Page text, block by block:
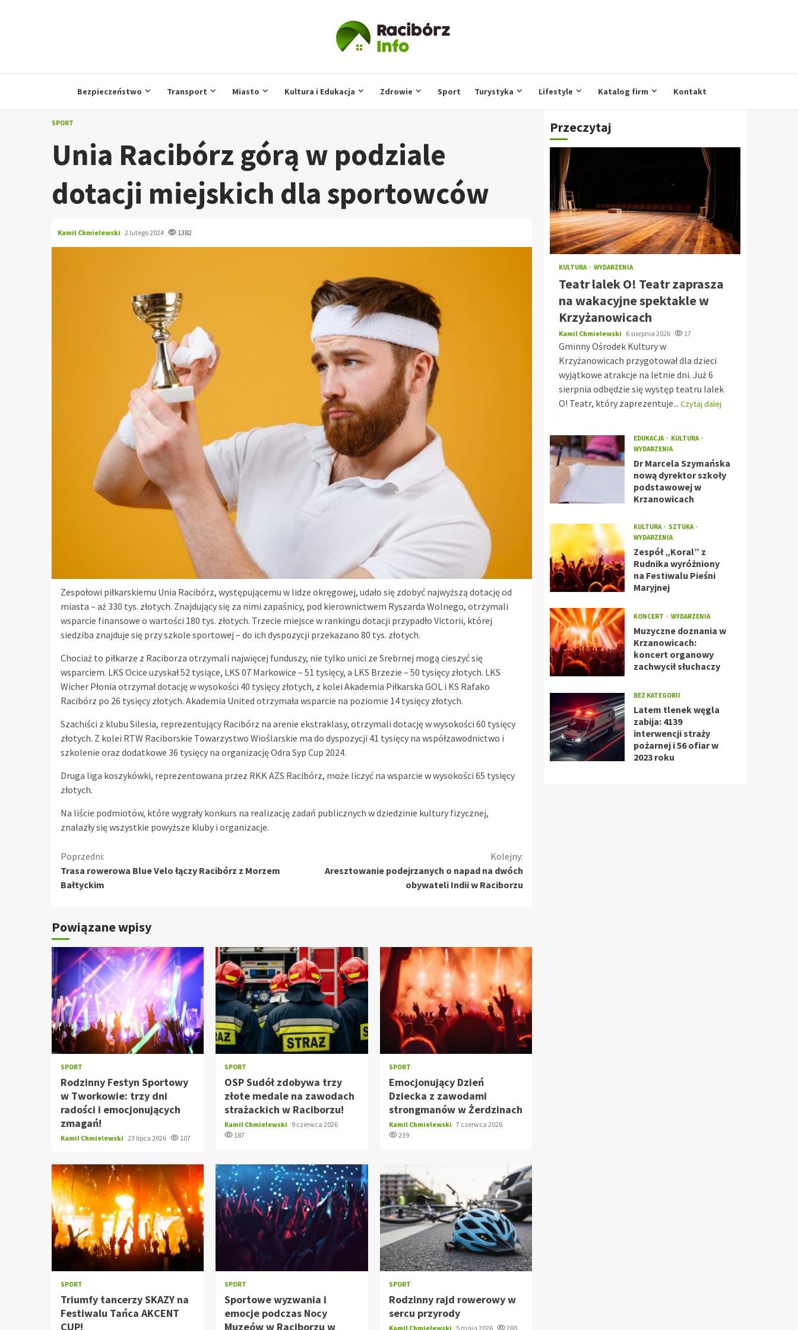
Bezpieczeństwo Transport Miasto Kultura i Edukacja Zdrowie Sport Turystyka Lifestyle Katalog firm Kontakt
SPORT
Unia Racibórz górą w podziale
dotacji miejskich dla sportowców
Kamil Chmielewski 2 lutego 2024 1382
Zespołowi piłkarskiemu Unia Racibórz, występującemu w lidze okręgowej, udało się zdobyć najwyższą dotację od
miasta – aż 330 tys. złotych. Znajdujący się za nimi zapaśnicy, pod kierownictwem Ryszarda Wolnego, otrzymali
wsparcie finansowe o wartości 180 tys. złotych. Trzecie miejsce w rankingu dotacji przypadło Victorii, której
siedziba znajduje się przy szkole sportowej – do ich dyspozycji przekazano 80 tys. złotych.
Chociaż to piłkarze z Raciborza otrzymali najwięcej funduszy, nie tylko unici ze Srebrnej mogą cieszyć się
wsparciem. LKS Ocice uzyskał 52 tysiące, LKS 07 Markowice – 51 tysięcy, a LKS Brzezie – 50 tysięcy złotych. LKS
Wicher Płonia otrzymał dotację w wysokości 40 tysięcy złotych, z kolei Akademia Piłkarska GOL i KS Rafako
Racibórz po 26 tysięcy złotych. Akademia United otrzymała wsparcie na poziomie 14 tysięcy złotych.
Szachiści z klubu Silesia, reprezentujący Racibórz na arenie ekstraklasy, otrzymali dotację w wysokości 60 tysięcy
złotych. Z kolei RTW Raciborskie Towarzystwo Wioślarskie ma do dyspozycji 41 tysięcy na współzawodnictwo i
szkolenie oraz dodatkowe 36 tysięcy na organizację Odra Syp Cup 2024.
Druga liga koszykówki, reprezentowana przez RKK AZS Racibórz, może liczyć na wsparcie w wysokości 65 tysięcy
złotych.
Na liście podmiotów, które wygrały konkurs na realizację zadań publicznych w dziedzinie kultury fizycznej,
znalazły się wszystkie powyższe kluby i organizacje.
Kontynuuj
czytanie
Poprzedni:
Trasa rowerowa Blue Velo łączy Racibórz z Morzem
Bałtyckim
Kolejny:
Aresztowanie podejrzanych o napad na dwóch
obywateli Indii w Raciborzu
Powiązane wpisy
SPORT
Rodzinny Festyn Sportowy
w Tworkowie: trzy dni
radości i emocjonujących
zmagań!
Kamil Chmielewski 23 lipca 2026 107
SPORT
OSP Sudół zdobywa trzy
złote medale na zawodach
strażackich w Raciborzu!
Kamil Chmielewski 9 czerwca 2026
187
SPORT
Emocjonujący Dzień
Dziecka z zawodami
strongmanów w Żerdzinach
Kamil Chmielewski 7 czerwca 2026
239
SPORT
Triumfy tancerzy SKAZY na
Festiwalu Tańca AKCENT
CUP!
SPORT
Sportowe wyzwania i
emocje podczas Nocy
Muzeów w Raciborzu w
SPORT
Rodzinny rajd rowerowy w
sercu przyrody
Kamil Chmielewski 5 maja 2026 280
Przeczytaj
KULTURA WYDARZENIA
Teatr lalek O! Teatr zaprasza
na wakacyjne spektakle w
Krzyżanowicach
Kamil Chmielewski 6 sierpnia 2026 17
Gminny Ośrodek Kultury w
Krzyżanowicach przygotował dla dzieci
wyjątkowe atrakcje na letnie dni. Już 6
sierpnia odbędzie się występ teatru lalek
O! Teatr, który zaprezentuje... Czytaj dalej
EDUKACJA
KULTURA
WYDARZENIA
Dr Marcela Szymańska
nową dyrektor szkoły
podstawowej w
Krzanowicach
KULTURA
SZTUKA
WYDARZENIA
Zespół „Koral” z
Rudnika wyróżniony
na Festiwalu Pieśni
Maryjnej
KONCERT WYDARZENIA
Muzyczne doznania w
Krzanowicach:
koncert organowy
zachwycił słuchaczy
BEZ KATEGORII
Latem tlenek węgla
zabija: 4139
interwencji straży
pożarnej i 56 ofiar w
2023 roku